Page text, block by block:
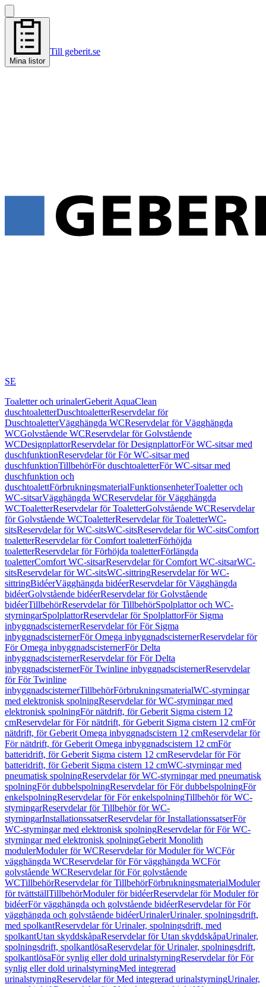
Mina listor
Till geberit.se
SE
Toaletter och urinalerGeberit AquaClean
duschtoaletterDuschtoaletterReservdelar för
DuschtoaletterVägghängda WCReservdelar för Vägghängda
WCGolvstående WCReservdelar för Golvstående
WCDesignplattorReservdelar för DesignplattorFör WC-sitsar med
duschfunktionReservdelar för För WC-sitsar med
duschfunktionTillbehörFör duschtoaletterFör WC-sitsar med
duschfunktion och
duschtoalettFörbrukningsmaterialFunktionsenheterToaletter och
WC-sitsarVägghängda WCReservdelar för Vägghängda
WCToaletterReservdelar för ToaletterGolvstående WCReservdelar
för Golvstående WCToaletterReservdelar för ToaletterWC-
sitsReservdelar för WC-sitsWC-sitsReservdelar för WC-sitsComfort
toaletterReservdelar för Comfort toaletterFörhöjda
toaletterReservdelar för Förhöjda toaletterFörlängda
toaletterComfort WC-sitsarReservdelar för Comfort WC-sitsarWC-
sitsReservdelar för WC-sitsWC-sittringReservdelar för WC-
sittringBidéerVägghängda bidéerReservdelar för Vägghängda
bidéerGolvstående bidéerReservdelar för Golvstående
bidéerTillbehörReservdelar för TillbehörSpolplattor och WC-
styrningarSpolplattorReservdelar för SpolplattorFör Sigma
inbyggnadscisternerReservdelar för För Sigma
inbyggnadscisternerFör Omega inbyggnadscisternerReservdelar för
För Omega inbyggnadscisternerFör Delta
inbyggnadscisternerReservdelar för För Delta
inbyggnadscisternerFör Twinline inbyggnadscisternerReservdelar
för För Twinline
inbyggnadscisternerTillbehörFörbrukningsmaterialWC-styrningar
med elektronisk spolningReservdelar för WC-styrningar med
elektronisk spolningFör nätdrift, för Geberit Sigma cistern 12
cmReservdelar för För nätdrift, för Geberit Sigma cistern 12 cmFör
nätdrift, för Geberit Omega inbyggnadscistern 12 cmReservdelar för
För nätdrift, för Geberit Omega inbyggnadscistern 12 cmFör
batteridrift, för Geberit Sigma cistern 12 cmReservdelar för För
batteridrift, för Geberit Sigma cistern 12 cmWC-styrningar med
pneumatisk spolningReservdelar för WC-styrningar med pneumatisk
spolningFör dubbelspolningReservdelar för För dubbelspolningFör
enkelspolningReservdelar för För enkelspolningTillbehör för WC-
styrningarReservdelar för Tillbehör för WC-
styrningarInstallationssatserReservdelar för InstallationssatserFör
WC-styrningar med elektronisk spolningReservdelar för För WC-
styrningar med elektronisk spolningGeberit Monolith
modulerModuler för WCReservdelar för Moduler för WCFör
vägghängda WCReservdelar för För vägghängda WCFör
golvstående WCReservdelar för För golvstående
WCTillbehörReservdelar för TillbehörFörbrukningsmaterialModuler
för tvättställTillbehörModuler för bidéerReservdelar för Moduler för
bidéerFör vägghängda och golvstående bidéerReservdelar för För
vägghängda och golvstående bidéerUrinalerUrinaler, spolningsdrift,
med spolkantReservdelar för Urinaler, spolningsdrift, med
spolkantUtan skyddskåpaReservdelar för Utan skyddskåpaUrinaler,
spolningsdrift, spolkantlösaReservdelar för Urinaler, spolningsdrift,
spolkantlösaFör synlig eller dold urinalstyrningReservdelar för För
synlig eller dold urinalstyrningMed integrerad
urinalstyrningReservdelar för Med integrerad urinalstyrningUrinaler,